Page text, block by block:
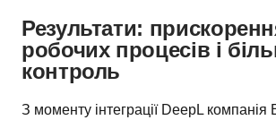
Результати:
робочих процесів і
контроль
З моменту інтеграції DeepL компанія